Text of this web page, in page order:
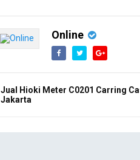
Online
Jual Hioki Meter C0201 Carring
Jakarta